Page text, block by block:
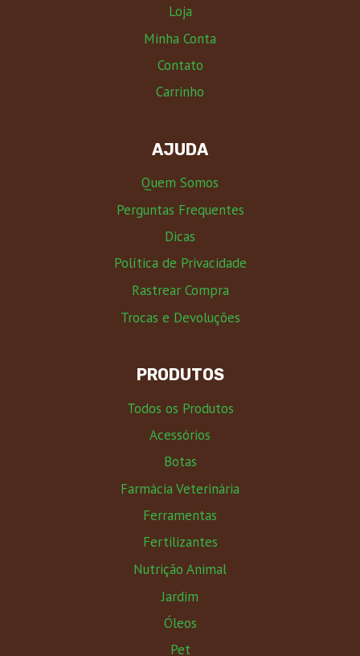
Loja
Minha Conta
Contato
Carrinho
AJUDA
Quem Somos
Perguntas Frequentes
Dicas
Política de Privacidade
Rastrear Compra
Trocas e Devoluções
PRODUTOS
Todos os Produtos
Acessórios
Botas
Farmácia Veterinária
Ferramentas
Fertilizantes
Nutrição Animal
Jardim
Óleos
Pet